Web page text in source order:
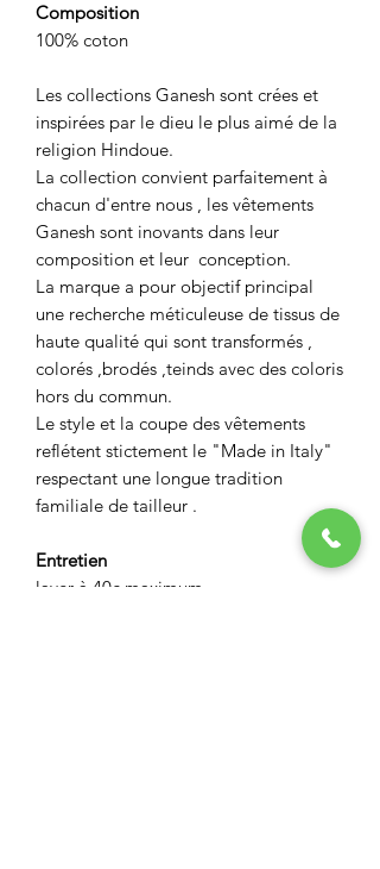
Composition
100% coton
Les collections Ganesh sont crées et
inspirées par le dieu le plus aimé de la
religion Hindoue.
La collection convient parfaitement à
chacun d'entre nous , les vêtements
Ganesh sont inovants dans leur
composition et leur conception.
La marque a pour objectif principal
une recherche méticuleuse de tissus de
haute qualité qui sont transformés ,
colorés ,brodés ,teinds avec des coloris
hors du commun.
Le style et la coupe des vêtements
reflétent stictement le "Made in Italy"
respectant une longue tradition
familiale de tailleur .
Entretien
laver à 40c maximum